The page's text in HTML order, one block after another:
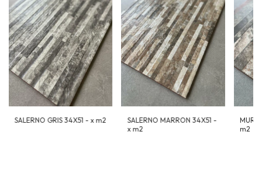
SALERNO GRIS 34X51 - x m2
SALERNO MARRON 34X51 -
x m2
m2